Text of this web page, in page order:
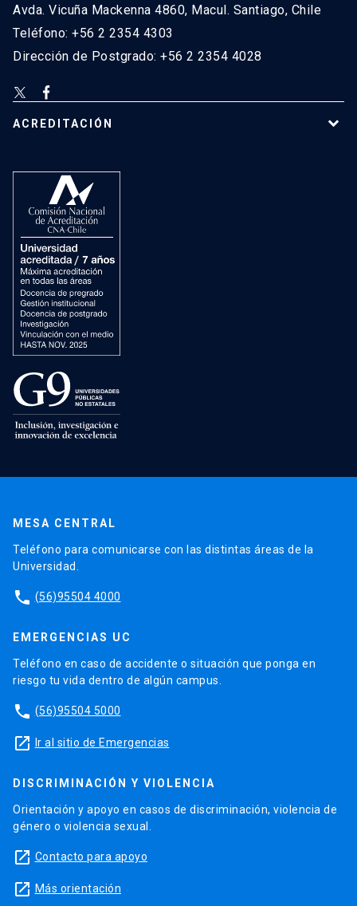
Avda. Vicuña Mackenna 4860, Macul. Santiago, Chile
Teléfono: +56 2 2354 4303
Dirección de Postgrado: +56 2 2354 4028
ACREDITACIÓN
MESA CENTRAL
Teléfono para comunicarse con las distintas áreas de la
Universidad.
phone (56)95504 4000
EMERGENCIAS UC
Teléfono en caso de accidente o situación que ponga en
riesgo tu vida dentro de algún campus.
phone (56)95504 5000
launch Ir al sitio de Emergencias
DISCRIMINACIÓN Y VIOLENCIA
Orientación y apoyo en casos de discriminación, violencia de
género o violencia sexual.
launch Contacto para apoyo
launch Más orientación